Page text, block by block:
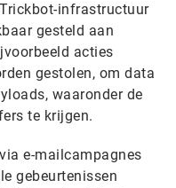
infrastructuur
gesteld aan
acties
gestolen, om data
waaronder de
te krijgen.
e-mailcampagnes
gebeurtenissen